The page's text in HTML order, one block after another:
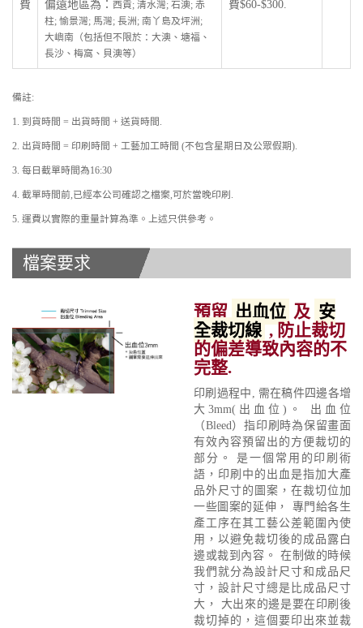
費 偏遠地區為： 西貢; 清水灣; 石澳; 赤
柱; 愉景灣; 馬灣; 長洲; 南丫島及坪洲;
大嶼南（包括但不限於：大澳、塘福、
長沙、梅窩、貝澳等）
費$60-$300.
備註:
1. 到貨時間 = 出貨時間 + 送貨時間.
2. 出貨時間 = 印刷時間 + 工藝加工時間 (不包含星期日及公眾假期).
3. 每日截單時間為16:30
4. 截單時間前,已經本公司確認之檔案,可於當晚印刷.
5. 運費以實際的重量計算為準。上述只供參考。
檔案要求
預留 出血位 及 安
全裁切線, 防止裁切
的偏差導致內容的不
完整.
印刷過程中, 需在稿件四邊各增
大3mm(出血位)。 出血位
（Bleed）指印刷時為保留畫面
有效內容預留出的方便裁切的
部分。 是一個常用的印刷術
語，印刷中的出血是指加大產
品外尺寸的圖案，在裁切位加
一些圖案的延伸， 專門給各生
產工序在其工藝公差範圍內使
用，以避免裁切後的成品露白
邊或裁到內容。 在制做的時候
我們就分為設計尺寸和成品尺
寸，設計尺寸總是比成品尺寸
大， 大出來的邊是要在印刷後
裁切掉的，這個要印出來並裁